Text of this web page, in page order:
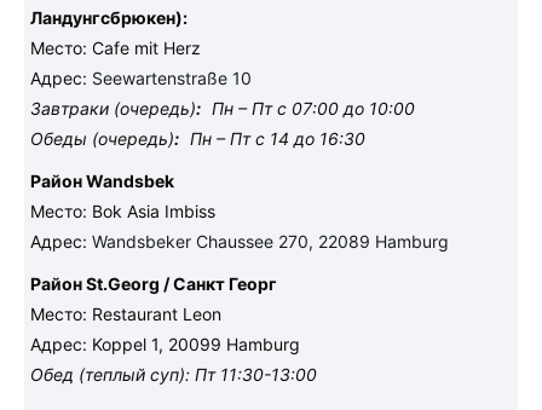
Ландунгсбрюкен):
Место: Cafe mit Herz
Адрес: Seewartenstraße 10
Завтраки (очередь): Пн – Пт с 07:00 до 10:00
Обеды (очередь): Пн – Пт с 14 до 16:30
Район Wandsbek
Место: Bok Asia Imbiss
Адрес: Wandsbeker Chaussee 270, 22089 Hamburg
Район St.Georg / Санкт Георг
Место: Restaurant Leon
Адрес: Koppel 1, 20099 Hamburg
Обед (теплый суп): Пт 11:30-13:00